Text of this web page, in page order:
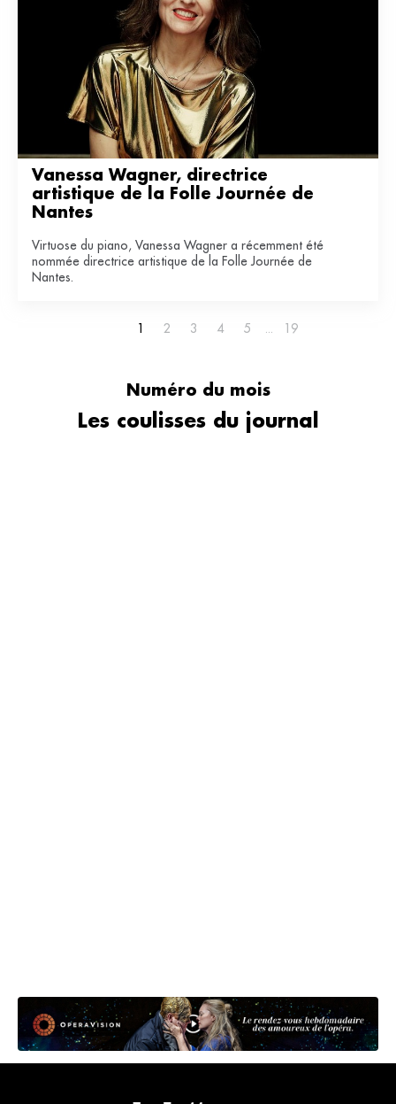
Vanessa Wagner, directrice
artistique de la Folle Journée de
Nantes
Virtuose du piano, Vanessa Wagner a récemment été
nommée directrice artistique de la Folle Journée de
Nantes.
1 2 3 4 5 19
Numéro du mois
Les coulisses du journal